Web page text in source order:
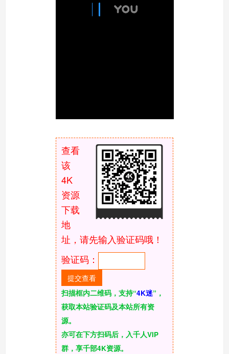
查看
该
4K
资源
下载
地
址，请先输入验证码哦！
验证码：
扫描框内二维码，支持“4K迷”，
获取本站验证码及本站所有资
源。
亦可在下方扫码后，入千人VIP
群，享千部4K资源。